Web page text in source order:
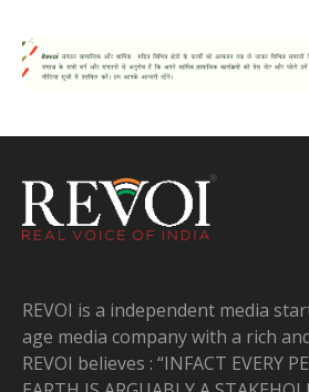
REVOI is a independent media
age media company with a rich
REVOI believes : “INFACT EVERY